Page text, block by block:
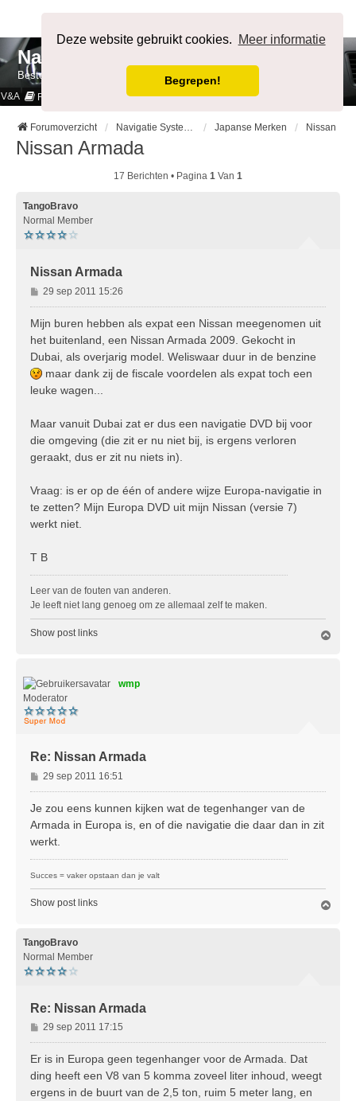
Deze website gebruikt cookies. Meer informatie
Begrepen!
NavigatieForum
Bestemming bereikt.
V&A Regels
Forumoverzicht Navigatie Systemen op Auto merk Japanse Merken Nissan
Nissan Armada
17 Berichten • Pagina 1 Van 1
TangoBravo
Normal Member
Nissan Armada
B
e
r
i
c
h
t
29 sep 2011 15:26
Mijn buren hebben als expat een Nissan meegenomen uit
het buitenland, een Nissan Armada 2009. Gekocht in
Dubai, als overjarig model. Weliswaar duur in de benzine
maar dank zij de fiscale voordelen als expat toch een
leuke wagen...
Maar vanuit Dubai zat er dus een navigatie DVD bij voor
die omgeving (die zit er nu niet bij, is ergens verloren
geraakt, dus er zit nu niets in).
Vraag: is er op de één of andere wijze Europa-navigatie in
te zetten? Mijn Europa DVD uit mijn Nissan (versie 7)
werkt niet.
T B
Leer van de fouten van anderen.
Je leeft niet lang genoeg om ze allemaal zelf te maken.
Show post links
wmp
Moderator
Re: Nissan Armada
B
e
c
h
t
29 sep 2011 16:51
Je zou eens kunnen kijken wat de tegenhanger van de
Armada in Europa is, en of die navigatie die daar dan in zit
werkt.
Succes = vaker opstaan dan je valt
Show post links
TangoBravo
Normal Member
Re: Nissan Armada
B
e
r
h
29 sep 2011 17:15
Er is in Europa geen tegenhanger voor de Armada. Dat
ding heeft een V8 van 5 komma zoveel liter inhoud, weegt
ergens in de buurt van de 2,5 ton, ruim 5 meter lang, en